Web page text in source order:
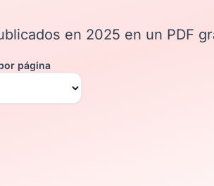
en 2025 en un PDF
página